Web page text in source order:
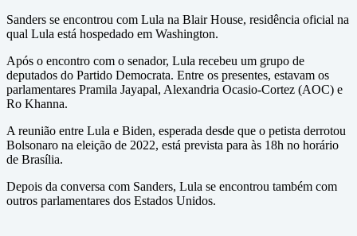
Sanders se encontrou com Lula na Blair House, residência oficial na
qual Lula está hospedado em Washington.
Após o encontro com o senador, Lula recebeu um grupo de
deputados do Partido Democrata. Entre os presentes, estavam os
parlamentares Pramila Jayapal, Alexandria Ocasio-Cortez (AOC) e
Ro Khanna.
A reunião entre Lula e Biden, esperada desde que o petista derrotou
Bolsonaro na eleição de 2022, está prevista para às 18h no horário
de Brasília.
Depois da conversa com Sanders, Lula se encontrou também com
outros parlamentares dos Estados Unidos.